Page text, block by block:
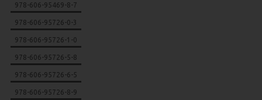
978-606-95469-8-7
978-606-95726-0-3
978-606-95726-1-0
978-606-95726-5-8
978-606-95726-6-5
978-606-95726-8-9